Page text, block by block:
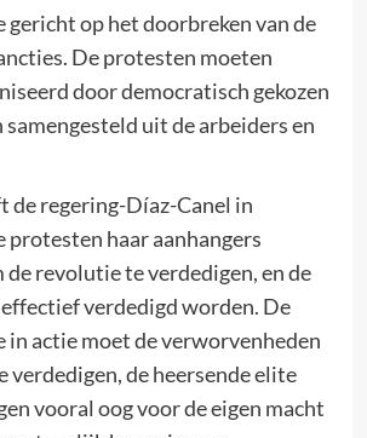
gericht op het doorbreken van de
De protesten moeten
door democratisch gekozen
uit de arbeiders en
de regering-Díaz-Canel in
protesten haar aanhangers
de revolutie te verdedigen, en de
verdedigd worden. De
in actie moet de verworvenheden
verdedigen, de heersende elite
vooral oog voor de eigen macht